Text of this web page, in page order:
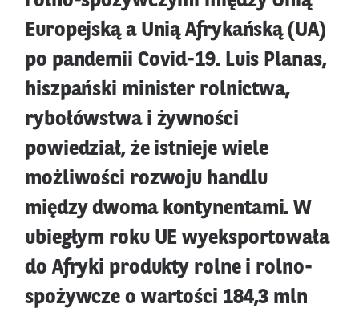
Europejską a Unią Afrykańską (UA)
po pandemii Covid-19. Luis Planas,
hiszpański minister rolnictwa,
rybołówstwa i żywności
powiedział, że istnieje wiele
możliwości rozwoju handlu
między dwoma kontynentami. W
ubiegłym roku UE wyeksportowała
do Afryki produkty rolne i rolno-
spożywcze o wartości 184,3 mln